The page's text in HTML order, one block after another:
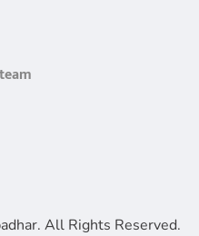
All Rights Reserved.